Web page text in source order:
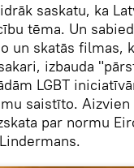
saskatu, ka
tēma. Un
un skatās filmas,
izbauda
LGBT
saistīto.
par normu